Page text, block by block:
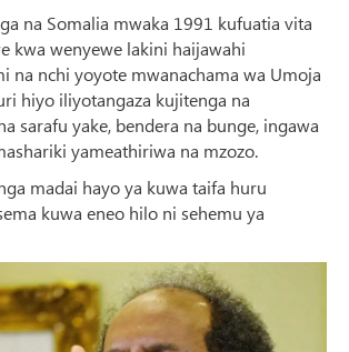
na Somalia mwaka 1991 kufuatia vita
kwa wenyewe lakini haijawahi
na nchi yoyote mwanachama wa Umoja
hiyo iliyotangaza kujitenga na
sarafu yake, bendera na bunge, ingawa
yameathiriwa na mzozo.
madai hayo ya kuwa taifa huru
kuwa eneo hilo ni sehemu ya